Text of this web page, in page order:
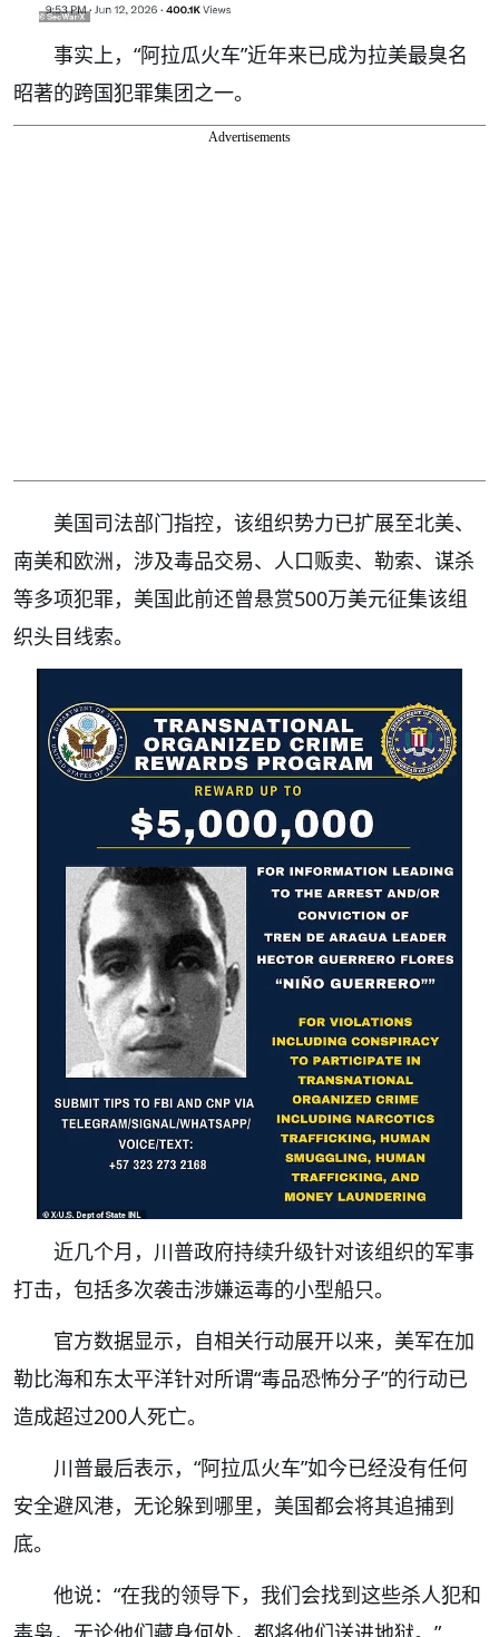
事实上，“阿拉瓜火车”近年来已成为拉美最臭名
昭著的跨国犯罪集团之一。
Advertisements
美国司法部门指控，该组织势力已扩展至北美、
南美和欧洲，涉及毒品交易、人口贩卖、勒索、谋杀
等多项犯罪，美国此前还曾悬赏500万美元征集该组
织头目线索。
近几个月，川普政府持续升级针对该组织的军事
打击，包括多次袭击涉嫌运毒的小型船只。
官方数据显示，自相关行动展开以来，美军在加
勒比海和东太平洋针对所谓“毒品恐怖分子”的行动已
造成超过200人死亡。
川普最后表示，“阿拉瓜火车”如今已经没有任何
安全避风港，无论躲到哪里，美国都会将其追捕到
底。
他说：“在我的领导下，我们会找到这些杀人犯和